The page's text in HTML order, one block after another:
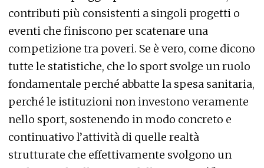
contributi più consistenti a singoli progetti o
eventi che finiscono per scatenare una
competizione tra poveri. Se è vero, come dicono
tutte le statistiche, che lo sport svolge un ruolo
fondamentale perché abbatte la spesa sanitaria,
perché le istituzioni non investono veramente
nello sport, sostenendo in modo concreto e
continuativo l’attività di quelle realtà
strutturate che effettivamente svolgono un